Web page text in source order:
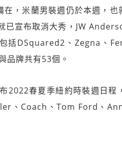
，米蘭男裝週仍於本週，
宣布取消大秀，JW
括DSquared2、Zegna、
品牌共有53個。
2022春夏季紐約時裝週日
、Coach、Tom Ford、